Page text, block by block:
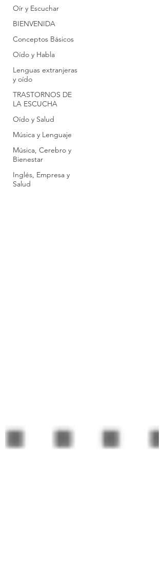
Oír y Escuchar
BIENVENIDA
Conceptos Básicos
Oído y Habla
Lenguas extranjeras
y oído
TRASTORNOS DE
LA ESCUCHA
Oído y Salud
Música y Lenguaje
Música, Cerebro y
Bienestar
Inglés, Empresa y
Salud